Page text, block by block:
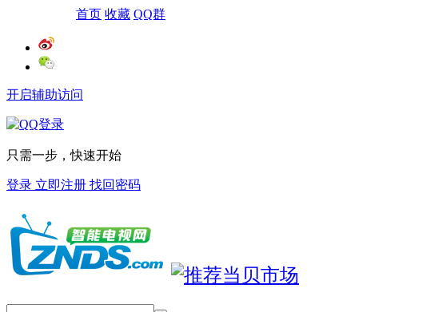
首页 收藏 QQ群
开启辅助访问
只需一步，快速开始
登录 立即注册 找回密码